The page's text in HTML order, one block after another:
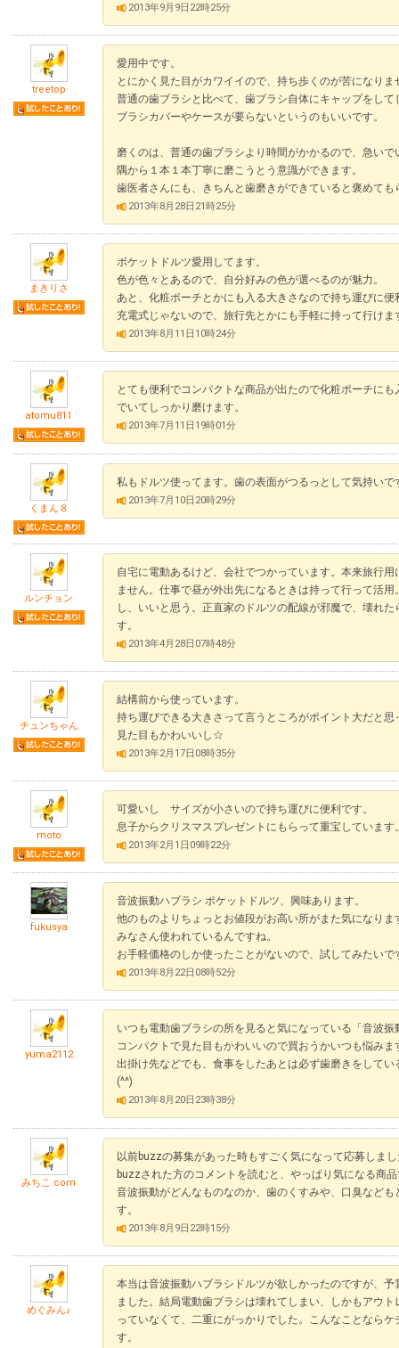
2013年9月9日22時25分
treetop
愛用中です。
とにかく見た目がカワイイので、持ち歩くのが苦になりま
普通の歯ブラシと比べて、歯ブラシ自体にキャップをして
ブラシカバーやケースが要らないというのもいいです。
磨くのは、普通の歯ブラシより時間がかかるので、急い
隅から１本１本丁寧に磨こうとう意識ができます。
歯医者さんにも、きちんと歯磨きができていると褒めても
2013年8月28日21時25分
まきりさ
ポケットドルツ愛用してます。
色が色々とあるので、自分好みの色が選べるのが魅力。
あと、化粧ポーチとかにも入る大きさなので持ち運びに便
充電式じゃないので、旅行先とかにも手軽に持って行け
2013年8月11日10時24分
atomu811
とても便利でコンパクトな商品が出たので化粧ポーチに
でいてしっかり磨けます。
2013年7月11日19時01分
くまん８
私もドルツ使ってます。歯の表面がつるっとして気持いで
2013年7月10日20時29分
ルンチョン
自宅に電動あるけど、会社でつかっています。本来旅行
ません。仕事で昼が外出先になるときは持って行って活
し、いいと思う。正直家のドルツの配線が邪魔で、壊れ
す。
2013年4月28日07時48分
チュンちゃん
結構前から使っています。
持ち運びできる大きさって言うところがポイント大だと思
見た目もかわいいし☆
2013年2月17日08時35分
moto
可愛いし サイズが小さいので持ち運びに便利です。
息子からクリスマスプレゼントにもらって重宝しています
2013年2月1日09時22分
fukusya
音波振動ハブラシ ポケットドルツ、興味あります。
他のものよりちょっとお値段がお高い所がまた気になりま
みなさん使われているんですね。
お手軽価格のしか使ったことがないので、試してみたいで
2013年8月22日08時52分
yuma2112
いつも電動歯ブラシの所を見ると気になっている「音波振
コンパクトで見た目もかわいいので買おうかいつも悩みま
出掛け先などでも、食事をしたあとは必ず歯磨きをして
(^^)
2013年8月20日23時38分
みちこ.com
以前buzzの募集があった時もすごく気になって応募しま
buzzされた方のコメントを読むと、やっぱり気になる商
音波振動がどんなものなのか、歯のくすみや、口臭など
す。
2013年8月9日22時15分
めぐみん♪
本当は音波振動ハブラシドルツが欲しかったのですが、
ました。結局電動歯ブラシは壊れてしまい、しかもアウ
っていなくて、二重にがっかりでした。こんなことなら
す。